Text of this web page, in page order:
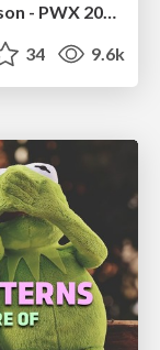
Java REST API Framework Comparison - PWX 2021
34 9.6k